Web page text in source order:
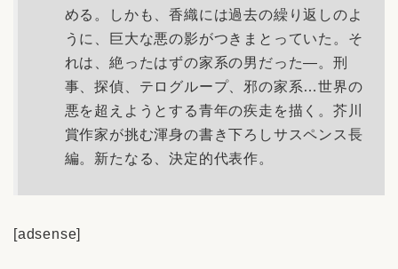
める。しかも、香織には過去の繰り返しのよ
うに、巨大な悪の影がつきまとっていた。そ
れは、絶ったはずの家系の男だった―。刑
事、探偵、テログループ、邪の家系…世界の
悪を超えようとする青年の疾走を描く。芥川
賞作家が挑む渾身の書き下ろしサスペンス長
編。新たなる、決定的代表作。
[adsense]